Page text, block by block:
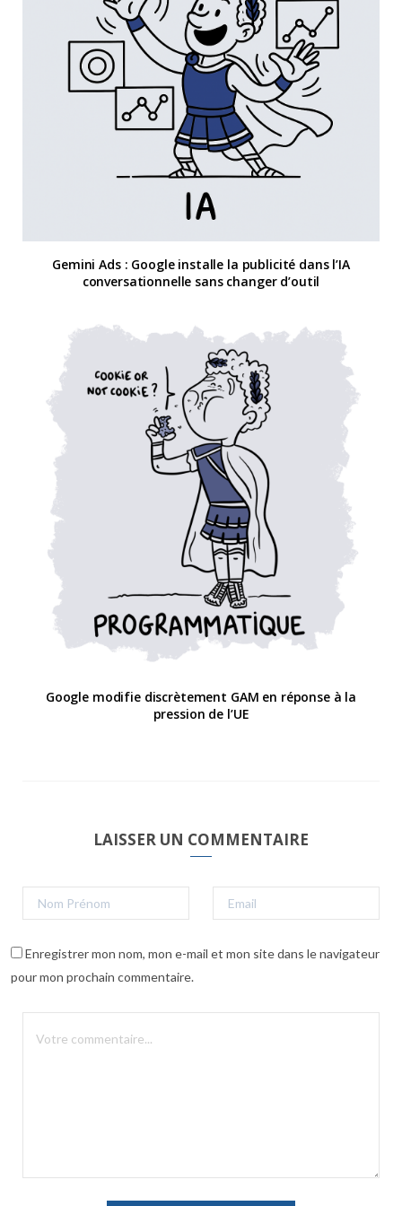
Gemini Ads : Google installe la publicité dans l’IA
conversationnelle sans changer d’outil
Google modifie discrètement GAM en réponse à la
pression de l’UE
LAISSER UN COMMENTAIRE
Enregistrer mon nom, mon e-mail et mon site dans le navigateur
pour mon prochain commentaire.